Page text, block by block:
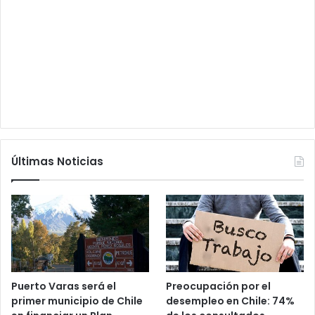
Últimas Noticias
Puerto Varas será el
primer municipio de Chile
Preocupación por el
desempleo en Chile: 74%